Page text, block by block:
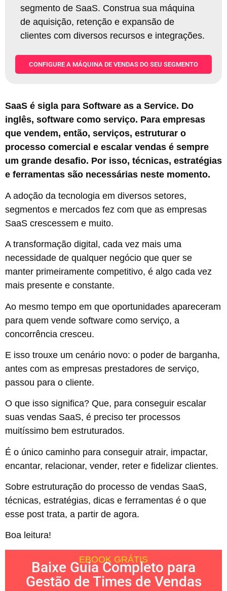
segmento de SaaS. Construa sua máquina
de aquisição, retenção e expansão de
clientes com diversos recursos e integrações.
CONFIGURE A MÁQUINA DE VENDAS DO SEU SEGMENTO
SaaS é sigla para Software as a Service. Do
inglês, software como serviço. Para empresas
que vendem, então, serviços, estruturar o
processo comercial e escalar vendas é sempre
um grande desafio. Por isso, técnicas, estratégias
e ferramentas são necessárias neste momento.
A adoção da tecnologia em diversos setores,
segmentos e mercados fez com que as empresas
SaaS crescessem e muito.
A transformação digital, cada vez mais uma
necessidade de qualquer negócio que quer se
manter primeiramente competitivo, é algo cada vez
mais presente e constante.
Ao mesmo tempo em que oportunidades apareceram
para quem vende software como serviço, a
concorrência cresceu.
E isso trouxe um cenário novo: o poder de barganha,
antes com as empresas prestadores de serviço,
passou para o cliente.
O que isso significa? Que, para conseguir escalar
suas vendas SaaS, é preciso ter processos
muitíssimo bem estruturados.
É o único caminho para conseguir atrair, impactar,
encantar, relacionar, vender, reter e fidelizar clientes.
Sobre estruturação do processo de vendas SaaS,
técnicas, estratégias, dicas e ferramentas é o que
esse post trata, a partir de agora.
Boa leitura!
EBOOK GRÁTIS
Baixe Guia Completo para
Gestão de Times de Vendas